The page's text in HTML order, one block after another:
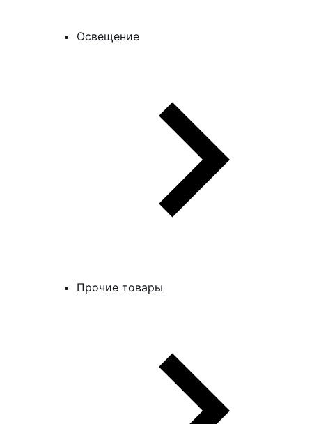
Освещение
Прочие товары